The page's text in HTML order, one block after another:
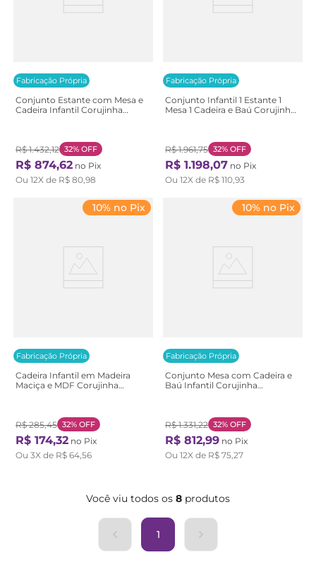
Fabricação Própria
Conjunto Estante com Mesa e
Cadeira Infantil Corujinha
R$ 1.432,12 32% OFF
R$ 874,62 no Pix
Ou 12X de R$ 80,98
Fabricação Própria
Conjunto Infantil 1 Estante 1
Mesa 1 Cadeira e Baú Corujinha
R$ 1.961,75 32% OFF
R$ 1.198,07 no Pix
Ou 12X de R$ 110,93
Fabricação Própria
10% no Pix
Cadeira Infantil em Madeira
Maciça e MDF Corujinha
R$ 285,45 32% OFF
R$ 174,32 no Pix
Ou 3X de R$ 64,56
Fabricação Própria
10% no Pix
Conjunto Mesa com Cadeira e
Baú Infantil Corujinha
R$ 1.331,22 32% OFF
R$ 812,99 no Pix
Ou 12X de R$ 75,27
Você viu todos os 8 produtos
1